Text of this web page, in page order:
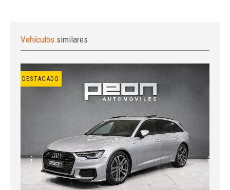
Iniciar sesión
Vehículos similares
DESTACADO